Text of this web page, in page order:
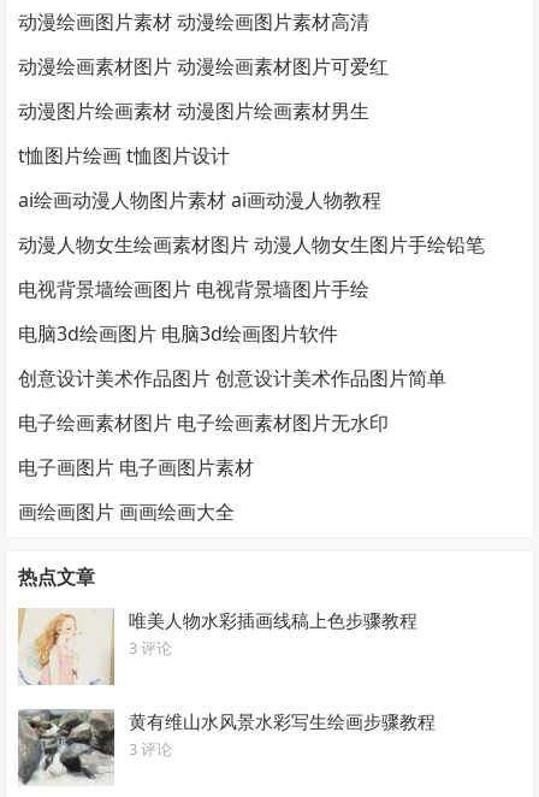
动漫绘画图片素材 动漫绘画图片素材高清
动漫绘画素材图片 动漫绘画素材图片可爱红
动漫图片绘画素材 动漫图片绘画素材男生
t恤图片绘画 t恤图片设计
ai绘画动漫人物图片素材 ai画动漫人物教程
动漫人物女生绘画素材图片 动漫人物女生图片手绘铅笔
电视背景墙绘画图片 电视背景墙图片手绘
电脑3d绘画图片 电脑3d绘画图片软件
创意设计美术作品图片 创意设计美术作品图片简单
电子绘画素材图片 电子绘画素材图片无水印
电子画图片 电子画图片素材
画绘画图片 画画绘画大全
热点文章
唯美人物水彩插画线稿上色步骤教程
3 评论
黄有维山水风景水彩写生绘画步骤教程
3 评论